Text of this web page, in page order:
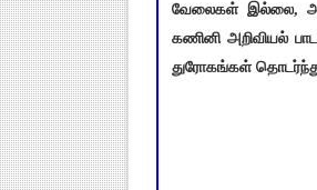
வேலைகள் இல்லை,
கணினி அறிவியல்
துரோகங்கள்